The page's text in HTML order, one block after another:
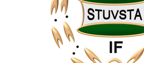
LEDIGA TJÄNSTER